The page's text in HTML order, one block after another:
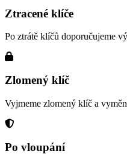
Ztracené klíče
Po ztrátě klíčů doporučujeme
Zlomený klíč
Vyjmeme zlomený klíč a
Po vloupání